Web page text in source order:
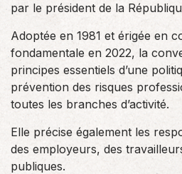
par le président de la
Adoptée en 1981 et érigée en
fondamentale en 2022, la
principes essentiels d’une
prévention des risques
toutes les branches d’activité.
Elle précise également les
des employeurs, des
publiques.